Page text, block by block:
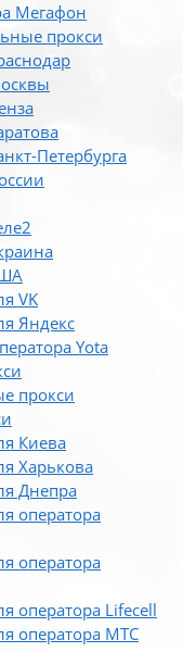
Мегафон
прокси
Петербурга
VK
Яндекс
Yota
прокси
Киева
Харькова
Днепра
оператора
оператора
оператора Lifecell
оператора МТС